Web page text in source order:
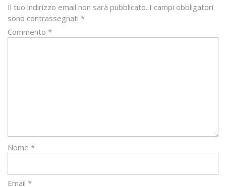
Il tuo indirizzo email non sarà pubblicato. I campi obbligatori
sono contrassegnati *
Commento *
Nome *
Email *